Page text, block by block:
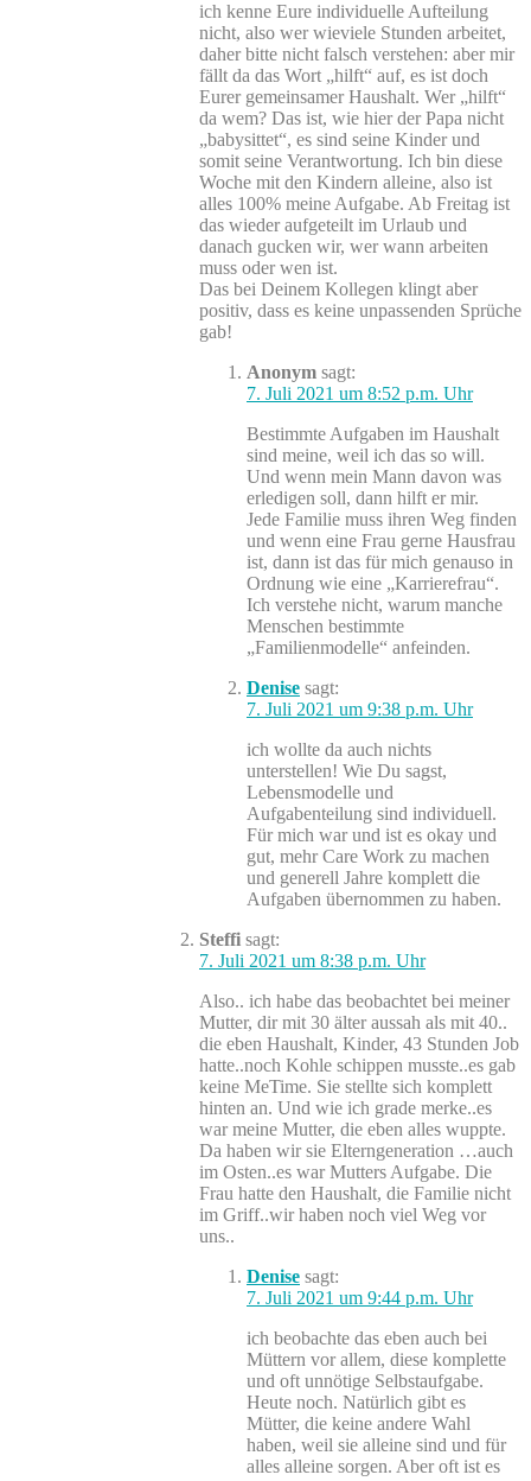
ich kenne Eure individuelle Aufteilung
nicht, also wer wieviele Stunden arbeitet,
daher bitte nicht falsch verstehen: aber mir
fällt da das Wort „hilft“ auf, es ist doch
Eurer gemeinsamer Haushalt. Wer „hilft“
da wem? Das ist, wie hier der Papa nicht
„babysittet“, es sind seine Kinder und
somit seine Verantwortung. Ich bin diese
Woche mit den Kindern alleine, also ist
alles 100% meine Aufgabe. Ab Freitag ist
das wieder aufgeteilt im Urlaub und
danach gucken wir, wer wann arbeiten
muss oder wen ist.
Das bei Deinem Kollegen klingt aber
positiv, dass es keine unpassenden Sprüche
gab!
Anonym sagt:
7. Juli 2021 um 8:52 p.m. Uhr
Bestimmte Aufgaben im Haushalt
sind meine, weil ich das so will.
Und wenn mein Mann davon was
erledigen soll, dann hilft er mir.
Jede Familie muss ihren Weg finden
und wenn eine Frau gerne Hausfrau
ist, dann ist das für mich genauso in
Ordnung wie eine „Karrierefrau“.
Ich verstehe nicht, warum manche
Menschen bestimmte
„Familienmodelle“ anfeinden.
Denise sagt:
7. Juli 2021 um 9:38 p.m. Uhr
ich wollte da auch nichts
unterstellen! Wie Du sagst,
Lebensmodelle und
Aufgabenteilung sind individuell.
Für mich war und ist es okay und
gut, mehr Care Work zu machen
und generell Jahre komplett die
Aufgaben übernommen zu haben.
Steffi sagt:
7. Juli 2021 um 8:38 p.m. Uhr
Also.. ich habe das beobachtet bei meiner
Mutter, dir mit 30 älter aussah als mit 40..
die eben Haushalt, Kinder, 43 Stunden Job
hatte..noch Kohle schippen musste..es gab
keine MeTime. Sie stellte sich komplett
hinten an. Und wie ich grade merke..es
war meine Mutter, die eben alles wuppte.
Da haben wir sie Elterngeneration …auch
im Osten..es war Mutters Aufgabe. Die
Frau hatte den Haushalt, die Familie nicht
im Griff..wir haben noch viel Weg vor
uns..
Denise sagt:
7. Juli 2021 um 9:44 p.m. Uhr
ich beobachte das eben auch bei
Müttern vor allem, diese komplette
und oft unnötige Selbstaufgabe.
Heute noch. Natürlich gibt es
Mütter, die keine andere Wahl
haben, weil sie alleine sind und für
alles alleine sorgen. Aber oft ist es